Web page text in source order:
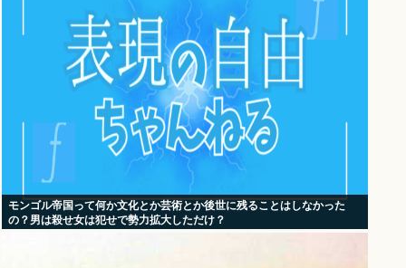
モンゴル帝国って何か文化とか芸術とか後世に残ることはしなかった
の？男は殺せ女は犯せで勢力拡大しただけ？